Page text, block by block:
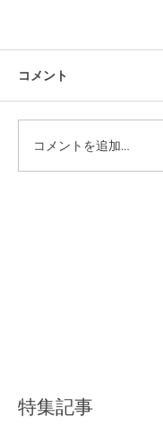
コメント
コメントを追加…
特集記事